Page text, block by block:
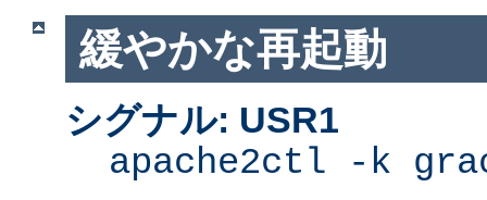
緩やかな再起動
シグナル: USR1
apache2ctl -k